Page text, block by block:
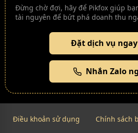
Đừng chờ đợi, hãy để Pikfox giúp
tài nguyên để bứt phá doanh thu
Đặt dịch vụ ngay
Nhắn Zalo
Điều khoản sử dụng Chính sách